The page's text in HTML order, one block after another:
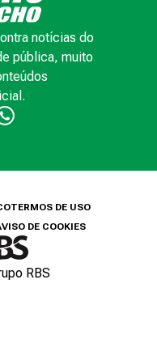
notícias do
pública, muito
TERMOS DE USO
DE COOKIES
RBS